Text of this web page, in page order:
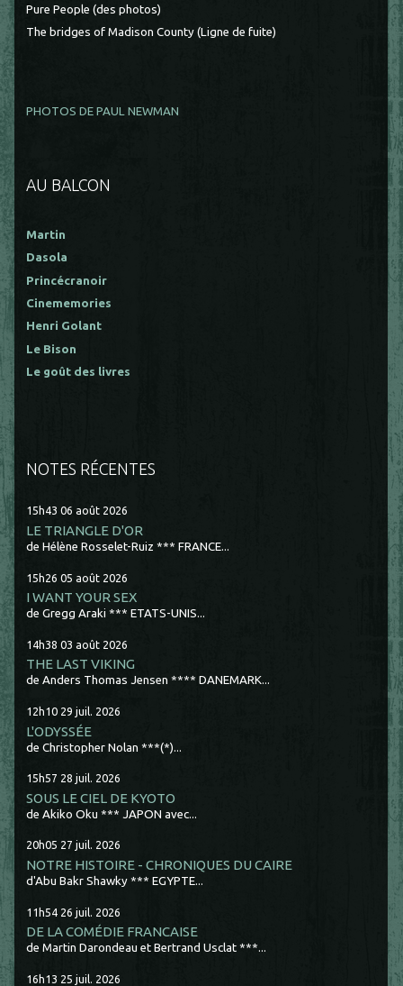
Pure People (des photos)
The bridges of Madison County (Ligne de fuite)
PHOTOS DE PAUL NEWMAN
AU BALCON
Martin
Dasola
Princécranoir
Cinememories
Henri Golant
Le Bison
Le goût des livres
NOTES RÉCENTES
15h43 06 août 2026
LE TRIANGLE D'OR
de Hélène Rosselet-Ruiz *** FRANCE...
15h26 05 août 2026
I WANT YOUR SEX
de Gregg Araki *** ETATS-UNIS...
14h38 03 août 2026
THE LAST VIKING
de Anders Thomas Jensen **** DANEMARK...
12h10 29 juil. 2026
L'ODYSSÉE
de Christopher Nolan ***(*)...
15h57 28 juil. 2026
SOUS LE CIEL DE KYOTO
de Akiko Oku *** JAPON avec...
20h05 27 juil. 2026
NOTRE HISTOIRE - CHRONIQUES DU CAIRE
d'Abu Bakr Shawky *** EGYPTE...
11h54 26 juil. 2026
DE LA COMÉDIE FRANCAISE
de Martin Darondeau et Bertrand Usclat ***...
16h13 25 juil. 2026